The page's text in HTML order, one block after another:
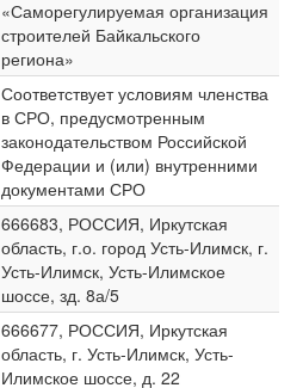
«Саморегулируемая организация
строителей Байкальского
региона»
Соответствует условиям членства
в СРО, предусмотренным
законодательством Российской
Федерации и (или) внутренними
документами СРО
666683, РОССИЯ, Иркутская
область, г.о. город Усть-Илимск, г.
Усть-Илимск, Усть-Илимское
шоссе, зд. 8а/5
666677, РОССИЯ, Иркутская
область, г. Усть-Илимск, Усть-
Илимское шоссе, д. 22